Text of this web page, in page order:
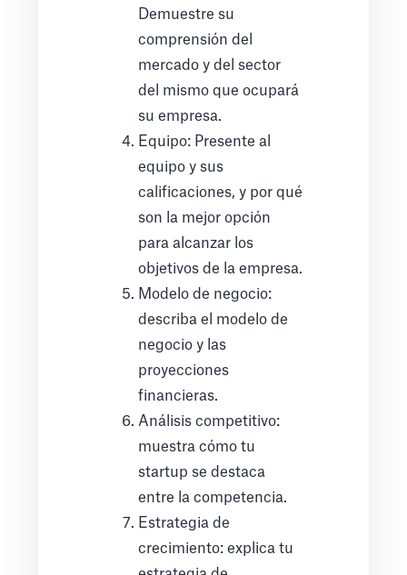
Demuestre su
comprensión del
mercado y del sector
del mismo que ocupará
su empresa.
Equipo: Presente al
equipo y sus
calificaciones, y por qué
son la mejor opción
para alcanzar los
objetivos de la empresa.
Modelo de negocio:
describa el modelo de
negocio y las
proyecciones
financieras.
Análisis competitivo:
muestra cómo tu
startup se destaca
entre la competencia.
Estrategia de
crecimiento: explica tu